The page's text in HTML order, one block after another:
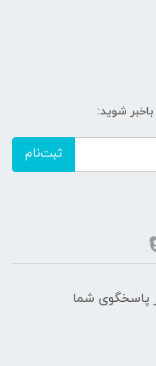
شوید:
ثبت‌نام
پاسخگوی شما